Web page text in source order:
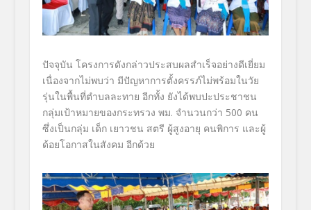
ปัจจุบัน โครงการดังกล่าวประสบผลสำเร็จอย่างดีเยี่ยม
เนื่องจากไม่พบว่า มีปัญหาการตั้งครรภ์ไม่พร้อมในวัย
รุ่นในพื้นที่ตำบลละทาย อีกทั้ง ยังได้พบปะประชาชน
กลุ่มเป้าหมายของกระทรวง พม. จำนวนกว่า 500 คน
ซึ่งเป็นกลุ่ม เด็ก เยาวชน สตรี ผู้สูงอายุ คนพิการ และผู้
ด้อยโอกาสในสังคม อีกด้วย